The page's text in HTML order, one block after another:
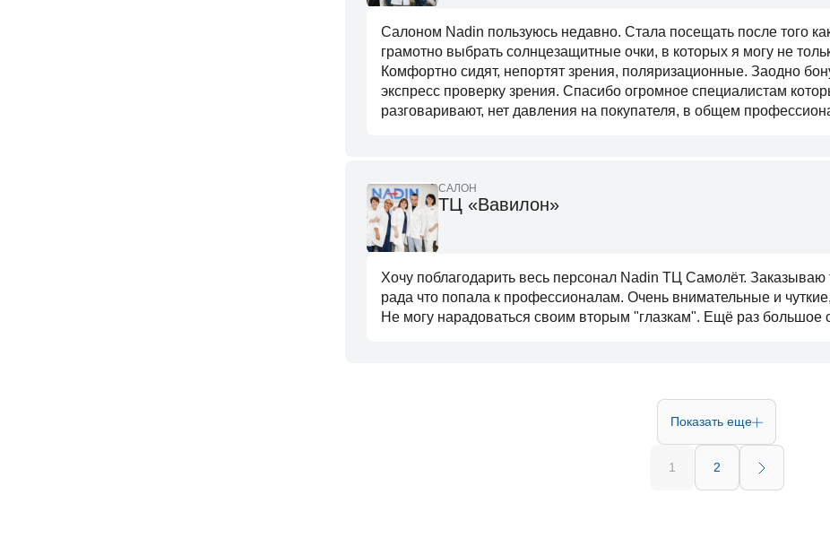
Салоном Nadin пользуюсь недавно. Стала посещать после того
грамотно выбрать солнцезащитные очки, в которых я могу не
Комфортно сидят, непортят зрения, поляризационные. Заодно
экспресс проверку зрения. Спасибо огромное специалистам
разговаривают, нет давления на покупателя, в общем
САЛОН
ТЦ «Вавилон»
Хочу поблагодарить весь персонал Nadin ТЦ Самолёт. Заказываю
рада что попала к профессионалам. Очень внимательные и
Не могу нарадоваться своим вторым "глазкам". Ещё раз большое
Показать еще
1 2